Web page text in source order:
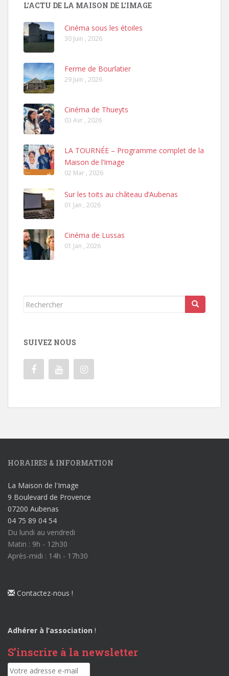
L'ACTU DE LA MAISON DE L'IMAGE
Cinéma sous les étoiles
30 Juin , 2026
Ferme de Bourlatier
29 Juin , 2026
Cinéma de Thueyts
03 Avr , 2026
LA TOURNÉE – Programme complet de la
Maison de l’Image
02 Mar , 2026
Sur les toits au château d’Aubenas
01 Jan , 2026
Cinéma de Lussas
01 Jan , 2026
Rechercher...
SUIVEZ NOUS
HORAIRES & INFORMATION
La Maison de l'Image
9 Boulevard de Provence
07200 Aubenas
04 75 89 04 54
Du lundi au vendredi
Matin : 9h - 12h30
Après-midi : 14h - 17h30
Contactez-nous !
Adhérer à l’association !
S’inscrire à la newsletter